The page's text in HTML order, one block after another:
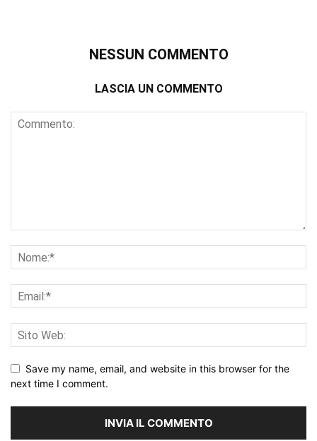
NESSUN COMMENTO
LASCIA UN COMMENTO
Save my name, email, and website in this browser for the
next time I comment.